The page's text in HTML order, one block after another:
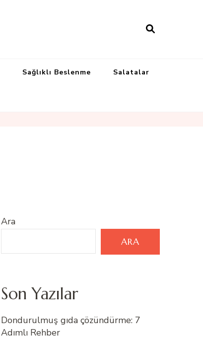
Sağlıklı Beslenme Salatalar
Ara
ARA
Son Yazılar
Dondurulmuş gıda çözündürme: 7
Adımlı Rehber